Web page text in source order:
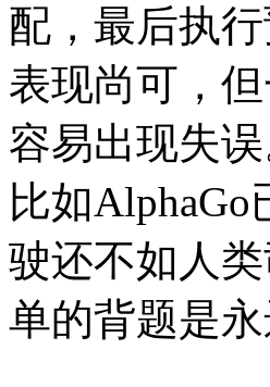
配，最后执
表现尚可，
容易出现失
比如
驶还不如人
单的背题是